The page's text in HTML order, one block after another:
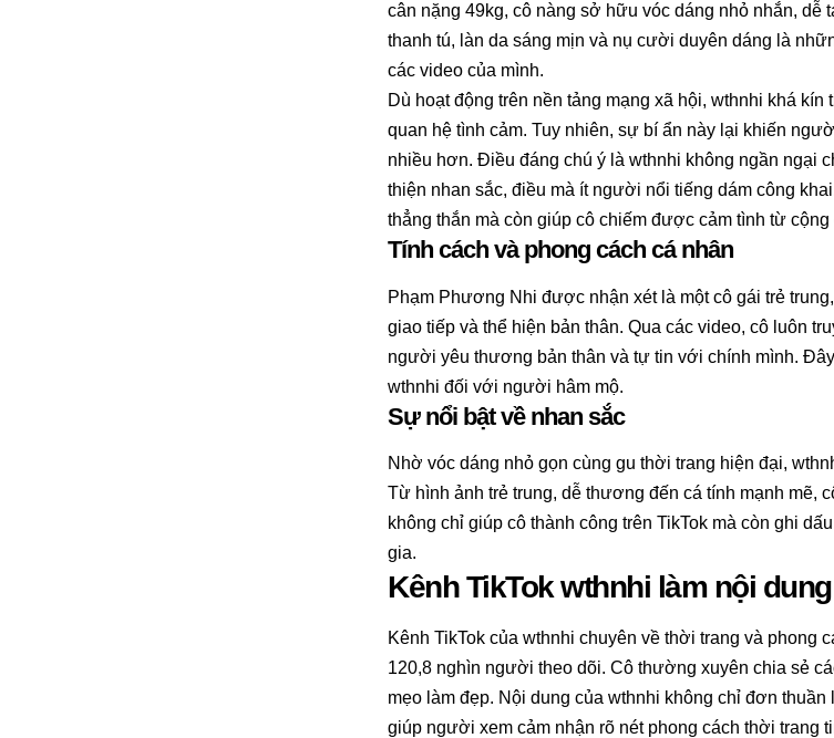
cân nặng 49kg, cô nàng sở hữu vóc dáng nhỏ nhắn,
thanh tú, làn da sáng mịn và nụ cười duyên dáng là
các video của mình.
Dù hoạt động trên nền tảng mạng xã hội, wthnhi khá
quan hệ tình cảm. Tuy nhiên, sự bí ẩn này lại khiến
nhiều hơn. Điều đáng chú ý là wthnhi không ngần ngại
thiện nhan sắc, điều mà ít người nổi tiếng dám công
thẳng thắn mà còn giúp cô chiếm được cảm tình từ cộng
Tính cách và phong cách cá nhân
Phạm Phương Nhi được nhận xét là một cô gái trẻ
giao tiếp và thể hiện bản thân. Qua các video, cô luôn
người yêu thương bản thân và tự tin với chính mình.
wthnhi đối với người hâm mộ.
Sự nổi bật về nhan sắc
Nhờ vóc dáng nhỏ gọn cùng gu thời trang hiện đại,
Từ hình ảnh trẻ trung, dễ thương đến cá tính mạnh mẽ,
không chỉ giúp cô thành công trên TikTok mà còn ghi
gia.
Kênh TikTok wthnhi làm nội
Kênh TikTok của wthnhi chuyên về thời trang và phong
120,8 nghìn người theo dõi. Cô thường xuyên chia sẻ
mẹo làm đẹp. Nội dung của wthnhi không chỉ đơn
giúp người xem cảm nhận rõ nét phong cách thời trang